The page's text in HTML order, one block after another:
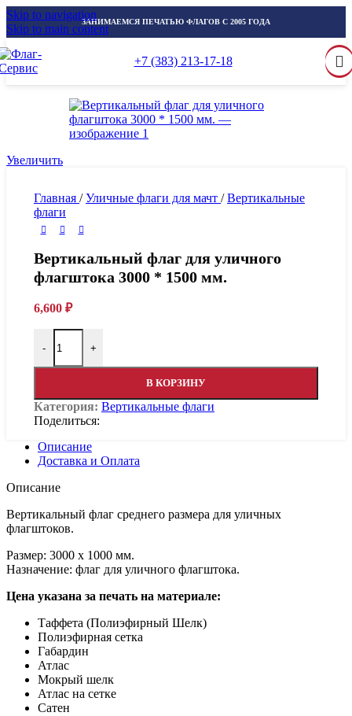
Skip to navigation
Skip to main content
ЗАНИМАЕМСЯ ПЕЧАТЬЮ ФЛАГОВ С 2005 ГОДА
+7 (383) 213-17-18
Увеличить
Главная / Уличные флаги для мачт / Вертикальные
флаги
Вертикальный флаг для уличного
флагштока 3000 * 1500 мм.
6,600 ₽
-
Количество товара Вертикальный флаг для уличного
+
В КОРЗИНУ
Категория: Вертикальные флаги
Поделиться:
Описание
Доставка и Оплата
Описание
Вертикальный флаг среднего размера для уличных
флагштоков.
Размер: 3000 х 1000 мм.
Назначение: флаг для уличного флагштока.
Цена указана за печать на материале:
Таффета (Полиэфирный Шелк)
Полиэфирная сетка
Габардин
Атлас
Мокрый шелк
Атлас на сетке
Сатен